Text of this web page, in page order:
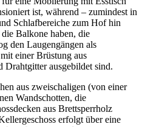
ist, während – zumindest in
Schlafbereiche zum Hof hin
Balkone haben, die
den Laugengängen als
einer Brüstung aus
Drahtgitter ausgebildet sind.
aus zweischaligen (von einer
Wandschotten, die
aus Brettsperrholz
erfolgt über eine